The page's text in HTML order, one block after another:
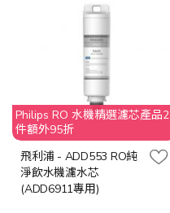
Philips RO 水機精選濾芯產品2
件額外95折
飛利浦 - ADD553 RO純
淨飲水機濾水芯
(ADD6911專用)